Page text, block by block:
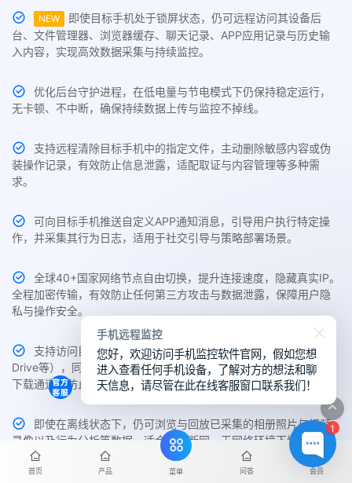
NEW
即使目标手机处于锁屏状态，仍可远程访问其设备后
台、文件管理器、浏览器缓存、聊天记录、APP应用记录与历史输
入内容，实现高效数据采集与持续监控。
优化后台守护进程，在低电量与节电模式下仍保持稳定运行，
无卡顿、不中断，确保持续数据上传与监控不掉线。
支持远程清除目标手机中的指定文件，主动删除敏感内容或伪
装操作记录，有效防止信息泄露，适配取证与内容管理等多种需
求。
可向目标手机推送自定义APP通知消息，引导用户执行特定操
作，并采集其行为日志，适用于社交引导与策略部署场景。
全球40+国家网络节点自由切换，提升连接速度，隐藏真实IP。
全程加密传输，有效防止任何第三方攻击与数据泄露，保障用户隐
私与操作安全。
支持访问目标手机的云盘内容（如iCloud、华为云、Google
Drive等），同步备份照片、文档、通讯录等重要数据，并提供本地
下载通道，防止数据丢失。
即使在离线状态下，仍可浏览与回放已采集的相册照片与视频
录像以及行为分析等数据，适合临时断网、无网络环境下快速查看
与分析手机使用行为。
首页 产品 菜单 问答 会员
1
手机远程监控
您好，欢迎访问手机监控软件官网，假如您想
进入查看任何手机设备，了解对方的想法和聊
天信息，请尽管在此在线客服窗口联系我们！